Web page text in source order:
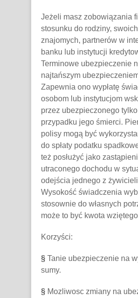
Jeżeli masz zobowiązania
stosunku do rodziny, swoich
znajomych, partnerów w
banku lub instytucji
Terminowe ubezpieczenie
najtańszym
Zapewnia ono wypłatę
osobom lub instytucjom
przez ubezpieczonego
przypadku jego śmierci.
polisy mogą być
do spłaty podatku
też posłużyć jako
utraconego dochodu w
odejścia jednego z
Wysokość świadczenia
stosownie do własnych
może to być kwota
Korzyści:
§ Tanie ubezpieczenie na
sumy.
§ Mozliwosc zmiany na